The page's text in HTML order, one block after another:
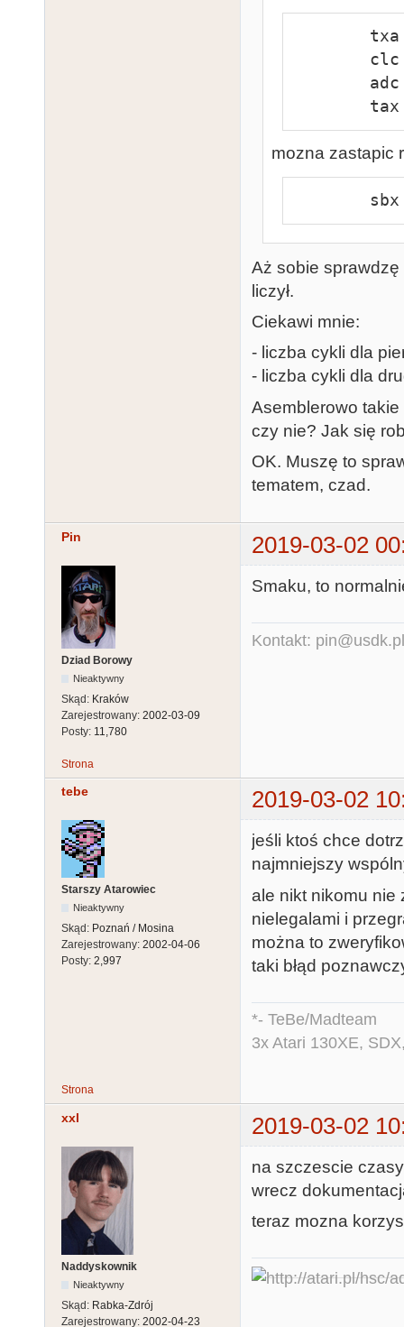
        tax
mozna zastapic
Aż sobie
liczył.
Ciekawi mnie:
- liczba cykli dla
- liczba cykli dla
Asemblerowo
czy nie? Jak się
OK. Muszę to
tematem, czad.
Pin 2019-03-02
Dziad Borowy
Nieaktywny
Skąd: Kraków
Zarejestrowany: 2002-03-09
Posty: 11,780
Smaku, to
Kontakt: pin@usdk.pl
Strona
tebe 2019-03-02
Starszy Atarowiec
Nieaktywny
Skąd: Poznań / Mosina
Zarejestrowany: 2002-04-06
Posty: 2,997
jeśli ktoś chce
najmniejszy
ale nikt nikomu nie
nielegalami i
można to
taki błąd
*- TeBe/Madteam
3x Atari 130XE,
Strona
xxl 2019-03-02
Naddyskownik
Nieaktywny
Skąd: Rabka-Zdrój
Zarejestrowany: 2002-04-23
na szczescie
wrecz
teraz mozna